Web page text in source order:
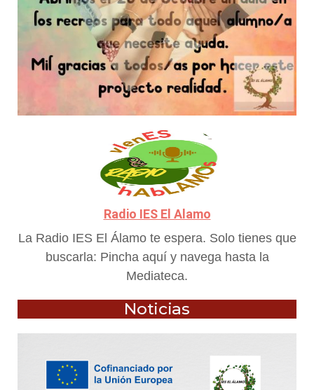
Radio IES El Alamo
La Radio IES El Álamo te espera. Solo tienes que
buscarla: Pincha aquí y navega hasta la
Mediateca.
Noticias